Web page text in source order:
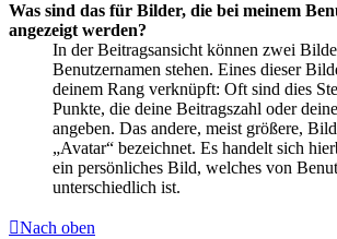
Was sind das für Bilder, die bei meinem
angezeigt werden?
In der Beitragsansicht können zwei
Benutzernamen stehen. Eines dieser
deinem Rang verknüpft: Oft sind dies
Punkte, die deine Beitragszahl oder
angeben. Das andere, meist größere,
„Avatar“ bezeichnet. Es handelt sich
ein persönliches Bild, welches von
unterschiedlich ist.
Nach oben